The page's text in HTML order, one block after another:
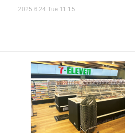
2025.6.24 Tue 11:15